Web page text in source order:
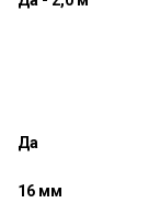
Да
16 мм